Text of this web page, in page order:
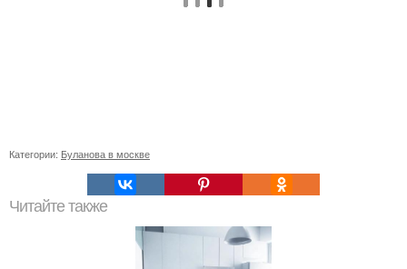
Категории: Буланова в москве
Читайте также